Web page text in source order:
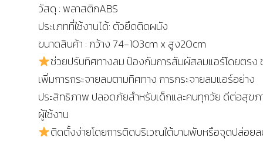
วัสดุ : พลาสติกABS
ประเภทที่ใช้งานได้: ตัวยึดติดผนัง
ขนาดสินค้า : กว้าง 74-103cm x สูง20cm‌
ช่วยปรับทิศทางลม ป้องกันการสัมผัสลมแอร์โดยตรง
เพิ่มการกระจายลมตามทิศทาง การกระจายลมแอร์อย่าง
ประสิทธิภาพ ปลอดภัยสำหรับเด็กและคนทุกวัย ดีต่อสุข
ผู้ใช้งาน
ติดตั้งง่ายโดยการติดบริเวณใต้บานพับหรือจุดปล่อย